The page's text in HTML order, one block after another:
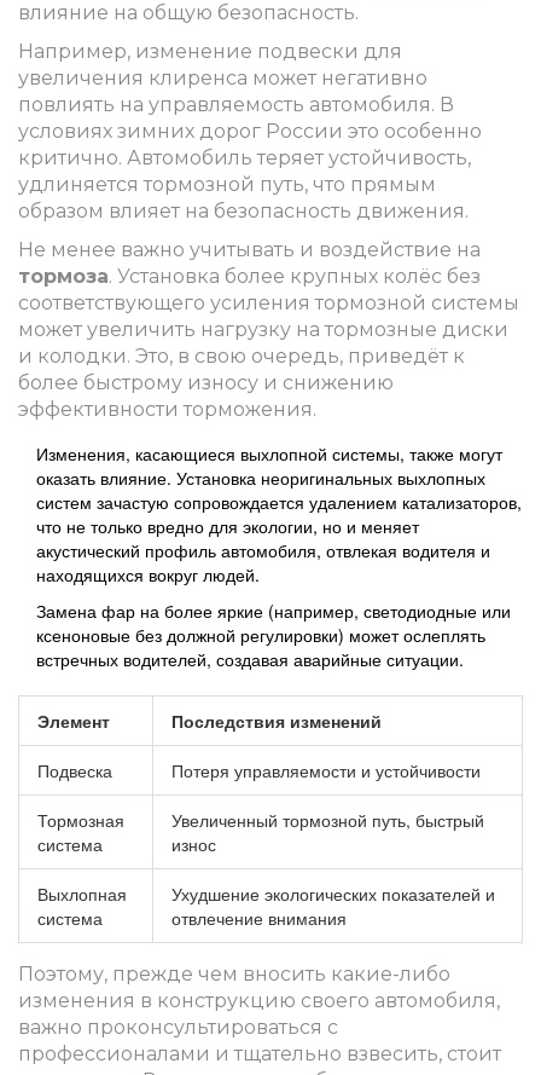
влияние на общую безопасность.
Например, изменение подвески для
увеличения клиренса может негативно
повлиять на управляемость автомобиля. В
условиях зимних дорог России это особенно
критично. Автомобиль теряет устойчивость,
удлиняется тормозной путь, что прямым
образом влияет на безопасность движения.
Не менее важно учитывать и воздействие на
тормоза. Установка более крупных колёс без
соответствующего усиления тормозной системы
может увеличить нагрузку на тормозные диски
и колодки. Это, в свою очередь, приведёт к
более быстрому износу и снижению
эффективности торможения.
Изменения, касающиеся выхлопной системы, также могут
оказать влияние. Установка неоригинальных выхлопных
систем зачастую сопровождается удалением катализаторов,
что не только вредно для экологии, но и меняет
акустический профиль автомобиля, отвлекая водителя и
находящихся вокруг людей.
Замена фар на более яркие (например, светодиодные или
ксеноновые без должной регулировки) может ослеплять
встречных водителей, создавая аварийные ситуации.
Элемент Последствия изменений
Подвеска Потеря управляемости и устойчивости
Тормозная
система
Увеличенный тормозной путь, быстрый
износ
Выхлопная
система
Ухудшение экологических показателей и
отвлечение внимания
Поэтому, прежде чем вносить какие-либо
изменения в конструкцию своего автомобиля,
важно проконсультироваться с
профессионалами и тщательно взвесить, стоит